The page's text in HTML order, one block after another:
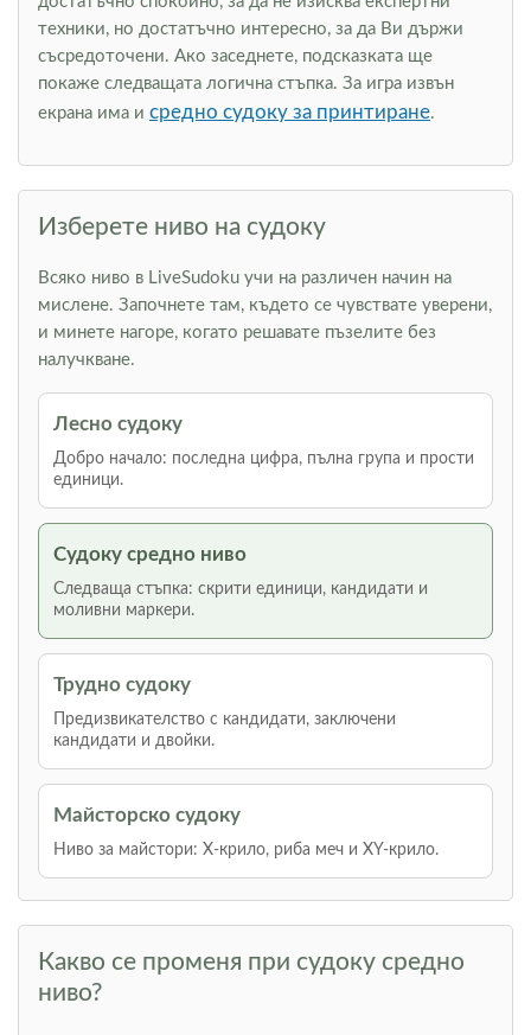
техники, но достатъчно интересно, за да Ви държи
съсредоточени. Ако заседнете, подсказката ще
покаже следващата логична стъпка. За игра извън
екрана има и средно судоку за принтиране.
Изберете ниво на судоку
Всяко ниво в LiveSudoku учи на различен начин на
мислене. Започнете там, където се чувствате уверени,
и минете нагоре, когато решавате пъзелите без
налучкване.
Лесно судоку
Добро начало: последна цифра, пълна група и прости
единици.
Судоку средно ниво
Следваща стъпка: скрити единици, кандидати и
моливни маркери.
Трудно судоку
Предизвикателство с кандидати, заключени
кандидати и двойки.
Майсторско судоку
Ниво за майстори: Х-крило, риба меч и XY-крило.
Какво се променя при судоку средно
ниво?